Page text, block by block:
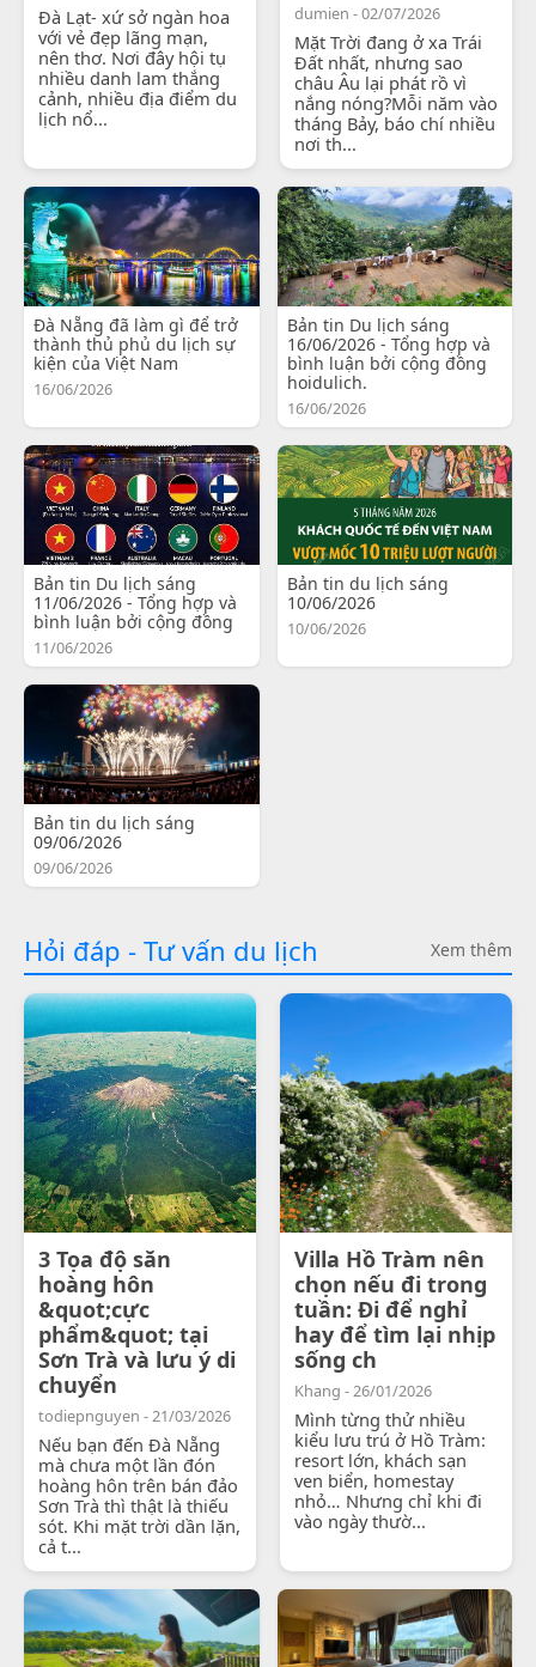
Đà Lạt- xứ sở ngàn hoa
với vẻ đẹp lãng mạn,
nên thơ. Nơi đây hội tụ
nhiều danh lam thắng
cảnh, nhiều địa điểm du
lịch nổ...
dumien - 02/07/2026
Mặt Trời đang ở xa Trái
Đất nhất, nhưng sao
châu Âu lại phát rồ vì
nắng nóng?Mỗi năm vào
tháng Bảy, báo chí nhiều
nơi th...
Đà Nẵng đã làm gì để trở
thành thủ phủ du lịch sự
kiện của Việt Nam
16/06/2026
Bản tin Du lịch sáng
16/06/2026 - Tổng hợp và
bình luận bởi cộng đồng
hoidulich.
16/06/2026
Bản tin Du lịch sáng
11/06/2026 - Tổng hợp và
bình luận bởi cộng đồng
11/06/2026
Bản tin du lịch sáng
10/06/2026
10/06/2026
Bản tin du lịch sáng
09/06/2026
09/06/2026
Hỏi đáp - Tư vấn du lịch Xem thêm
3 Tọa độ săn
hoàng hôn
&quot;cực
phẩm&quot; tại
Sơn Trà và lưu ý di
chuyển
todiepnguyen - 21/03/2026
Nếu bạn đến Đà Nẵng
mà chưa một lần đón
hoàng hôn trên bán đảo
Sơn Trà thì thật là thiếu
sót. Khi mặt trời dần lặn,
cả t...
Villa Hồ Tràm nên
chọn nếu đi trong
tuần: Đi để nghỉ
hay để tìm lại nhịp
sống ch
Khang - 26/01/2026
Mình từng thử nhiều
kiểu lưu trú ở Hồ Tràm:
resort lớn, khách sạn
ven biển, homestay
nhỏ… Nhưng chỉ khi đi
vào ngày thườ...